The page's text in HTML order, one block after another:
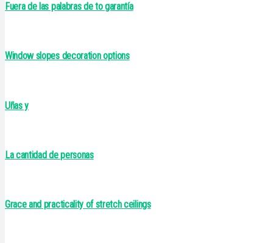
Fuera de las palabras de to garantía
Window slopes decoration options
Uñas y
La cantidad de personas
Grace and practicality of stretch ceilings